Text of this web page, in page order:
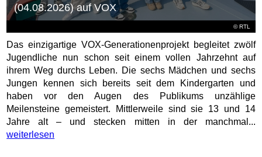
©RTL
(04.08.2026) auf VOX
Das einzigartige VOX-Generationenprojekt begleitet zwölf
Jugendliche nun schon seit einem vollen Jahrzehnt auf
ihrem Weg durchs Leben. Die sechs Mädchen und sechs
Jungen kennen sich bereits seit dem Kindergarten und
haben vor den Augen des Publikums unzählige
Meilensteine gemeistert. Mittlerweile sind sie 13 und 14
Jahre alt – und stecken mitten in der manchmal...
weiterlesen